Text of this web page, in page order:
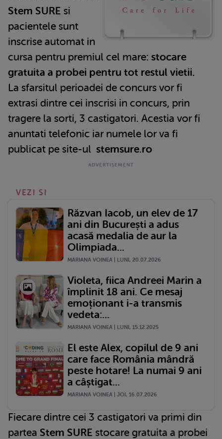
Stem SURE si
pacientele sunt
inscrise automat in
cursa pentru premiul cel mare: stocare
gratuita a probei pentru tot restul vietii.
La sfarsitul perioadei de concurs vor fi
extrasi dintre cei inscrisi in concurs, prin
tragere la sorti, 3 castigatori. Acestia vor fi
anuntati telefonic iar numele lor va fi
publicat pe site-ul stemsure.ro
VEZI SI
Răzvan Iacob, un elev de 17
ani din București a adus
acasă medalia de aur la
Olimpiada...
MARIANA VOINEA | LUNI, 20.07.2026
Violeta, fiica Andreei Marin a
împlinit 18 ani. Ce mesaj
emoționant i-a transmis
vedeta:...
MARIANA VOINEA | LUNI, 15.12.2025
El este Alex, copilul de 9 ani
care face România mândră
peste hotare! La numai 9 ani
a câștigat...
MARIANA VOINEA | JOI, 16.07.2026
Fiecare dintre cei 3 castigatori va primi din
partea Stem SURE stocare gratuita a probei